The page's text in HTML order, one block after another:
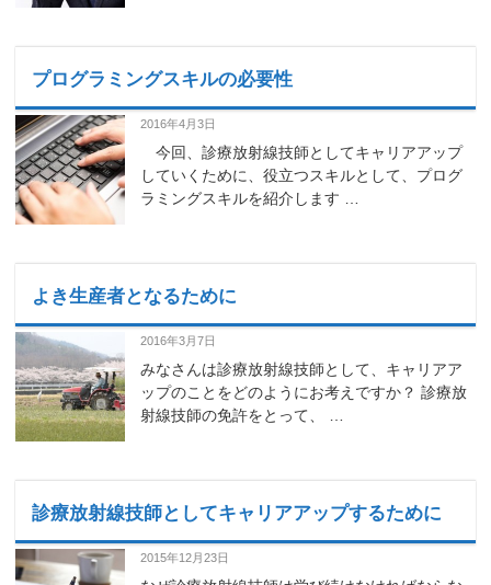
プログラミングスキルの必要性
2016年4月3日
今回、診療放射線技師としてキャリアアップ
していくために、役立つスキルとして、プログ
ラミングスキルを紹介します …
よき生産者となるために
2016年3月7日
みなさんは診療放射線技師として、キャリアア
ップのことをどのようにお考えですか？ 診療放
射線技師の免許をとって、 …
診療放射線技師としてキャリアアップするために
2015年12月23日